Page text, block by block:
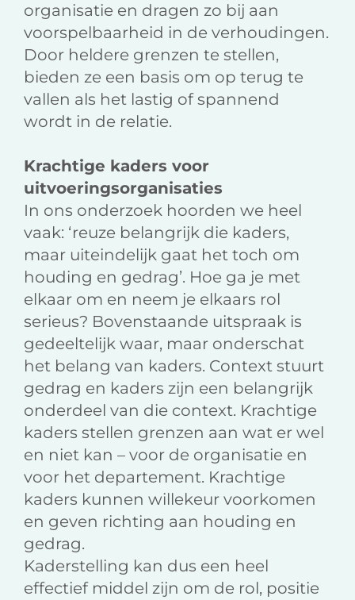
organisatie en dragen zo bij aan
voorspelbaarheid in de verhoudingen.
Door heldere grenzen te stellen,
bieden ze een basis om op terug te
vallen als het lastig of spannend
wordt in de relatie.
Krachtige kaders voor
uitvoeringsorganisaties
In ons onderzoek hoorden we heel
vaak: ‘reuze belangrijk die kaders,
maar uiteindelijk gaat het toch om
houding en gedrag’. Hoe ga je met
elkaar om en neem je elkaars rol
serieus? Bovenstaande uitspraak is
gedeeltelijk waar, maar onderschat
het belang van kaders. Context stuurt
gedrag en kaders zijn een belangrijk
onderdeel van die context. Krachtige
kaders stellen grenzen aan wat er wel
en niet kan – voor de organisatie en
voor het departement. Krachtige
kaders kunnen willekeur voorkomen
en geven richting aan houding en
gedrag.
Kaderstelling kan dus een heel
effectief middel zijn om de rol, positie